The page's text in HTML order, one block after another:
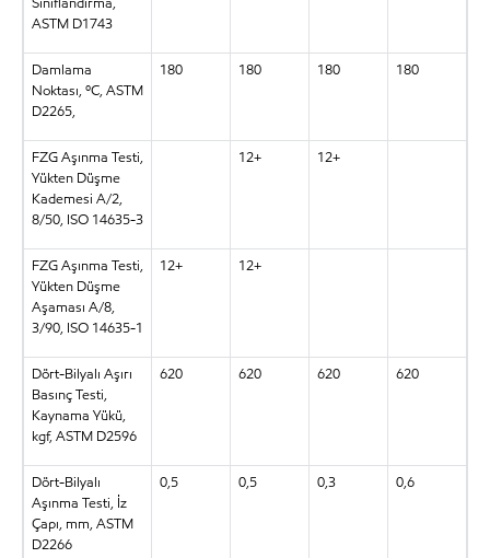
ASTM D1743
Damlama
Noktası, ºC, ASTM
D2265,
180 180 180 180
FZG Aşınma Testi,
Yükten Düşme
Kademesi A/2,
8/50, ISO 14635-3
12+ 12+
FZG Aşınma Testi,
Yükten Düşme
Aşaması A/8,
3/90, ISO 14635-1
12+ 12+
Dört-Bilyalı Aşırı
Basınç Testi,
Kaynama Yükü,
kgf, ASTM D2596
620 620 620 620
Dört-Bilyalı
Aşınma Testi, İz
Çapı, mm, ASTM
D2266
0,5 0,5 0,3 0,6